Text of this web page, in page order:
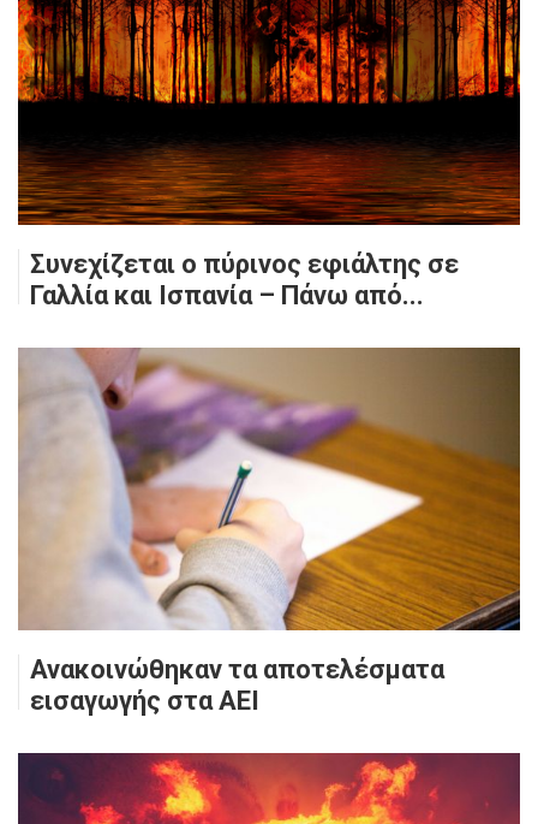
Συνεχίζεται ο πύρινος εφιάλτης σε
Γαλλία και Ισπανία – Πάνω από...
Ανακοινώθηκαν τα αποτελέσματα
εισαγωγής στα ΑΕΙ